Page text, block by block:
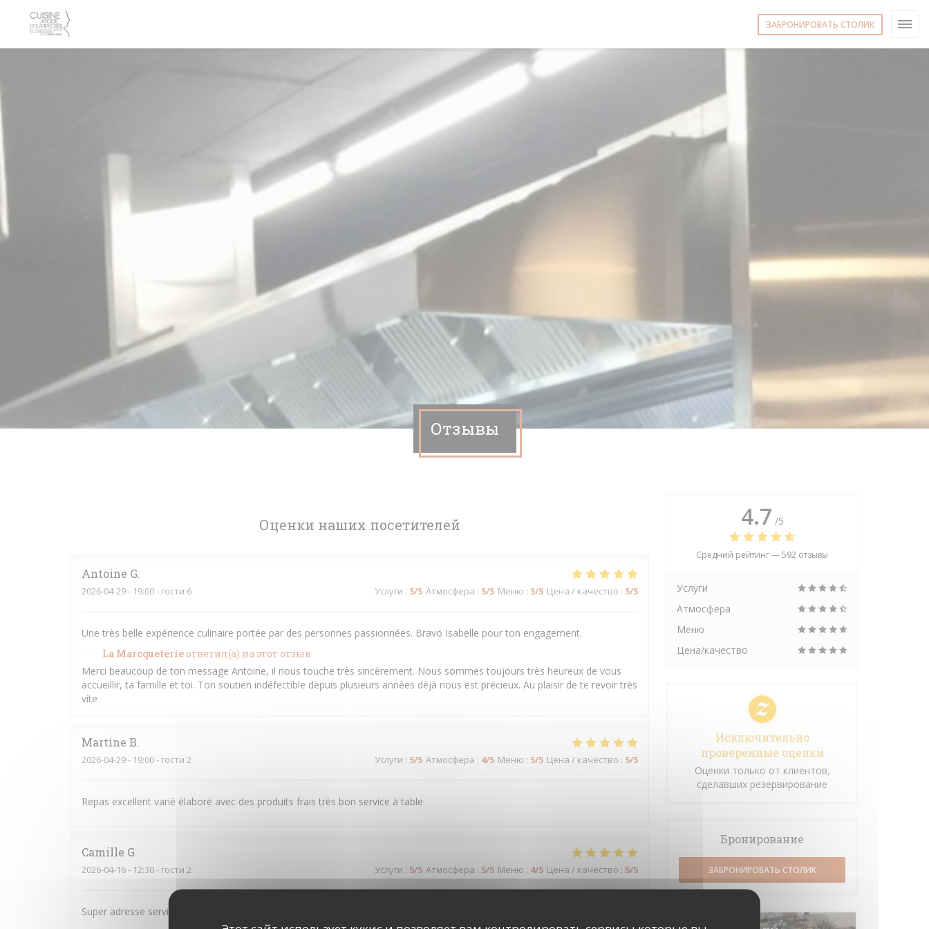
ЗАБРОНИРОВАТЬ СТОЛИК
Отзывы
Оценки наших посетителей
Antoine G
2026-04-29- 19:00 - гости 6 Услуги : 5/5 Атмосфера : 5/5 Меню : 5/5 Цена / качество : 5/5
Une très belle expérience culinaire portée par des personnes passionnées. Bravo Isabelle pour ton engagement.
La Marcqueterie ответил(а) на этот отзыв
Merci beaucoup de ton message Antoine, il nous touche très sincèrement. Nous sommes toujours très heureux de vous
accueillir, ta famille et toi. Ton soutien indéfectible depuis plusieurs années déjà nous est précieux. Au plaisir de te revoir très
vite
Martine B
2026-04-29- 19:00 - гости 2 Услуги : 5/5 Атмосфера : 4/5 Меню : 5/5 Цена / качество : 5/5
Repas excellent varié élaboré avec des produits frais très bon service à table
Camille G
2026-04-16- 12:30 - гости 2 Услуги : 5/5 Атмосфера : 5/5 Меню : 4/5 Цена / качество : 5/5
Super adresse service au top et très bon produit !
4.7 /5
Средний рейтинг —592 отзывы
Услуги
Атмосфера
Меню
Цена/качество
Исключительно
проверенные оценки
Оценки только от клиентов,
сделавших резервирование
Бронирование
ЗАБРОНИРОВАТЬ СТОЛИК